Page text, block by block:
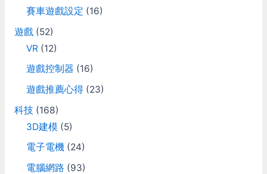
賽車遊戲設定 (16)
遊戲(52)
VR (12)
遊戲控制器 (16)
遊戲推薦心得(23)
科技(168)
3D建模 (5)
電子電機(24)
電腦網路 (93)